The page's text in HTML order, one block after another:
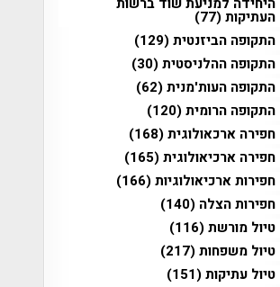
העתיקות(77)
התקופה הביזנטית(129)
התקופה ההלניסטית(30)
התקופה העות'מנית(62)
התקופה הרומית(120)
חפירה ארכאולוגית(168)
חפירה ארכיאולוגית(165)
חפירות ארכיאולוגיות(166)
חפירות הצלה (140)
טיול מורשת(116)
טיול משפחות(217)
טיול עתיקות(151)